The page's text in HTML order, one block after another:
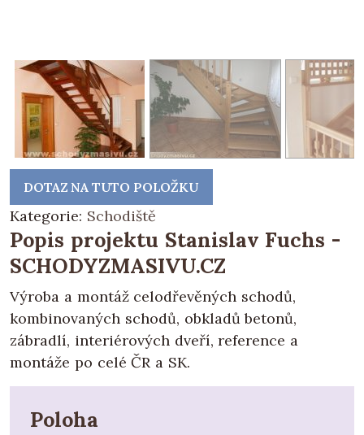
DOTAZ NA TUTO POLOŽKU
Kategorie: Schodiště
Popis projektu Stanislav Fuchs -
SCHODYZMASIVU.CZ
Výroba a montáž celodřevěných schodů,
kombinovaných schodů, obkladů betonů,
zábradlí, interiérových dveří, reference a
montáže po celé ČR a SK.
Poloha